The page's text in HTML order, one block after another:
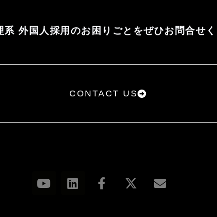
系 外国人採用のお困りごとをぜひお問合せ
CONTACT US